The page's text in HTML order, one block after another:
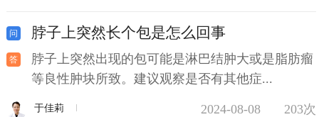
脖子上突然长个包是怎么回事
脖子上突然出现的包可能是淋巴结肿大或是脂肪瘤
等良性肿块所致。建议观察是否有其他症...
于佳莉 2024-08-08 203次